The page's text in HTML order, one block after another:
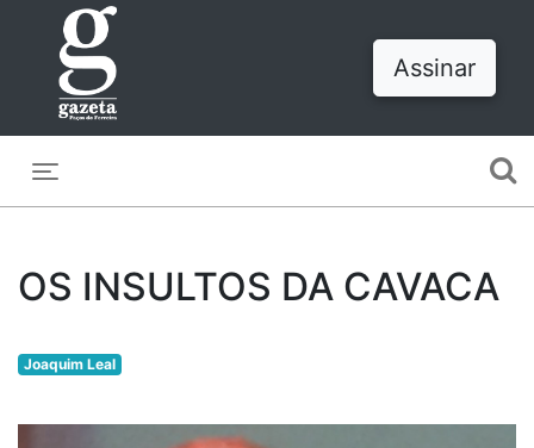
Assinar
OS INSULTOS DA CAVACA
Joaquim Leal